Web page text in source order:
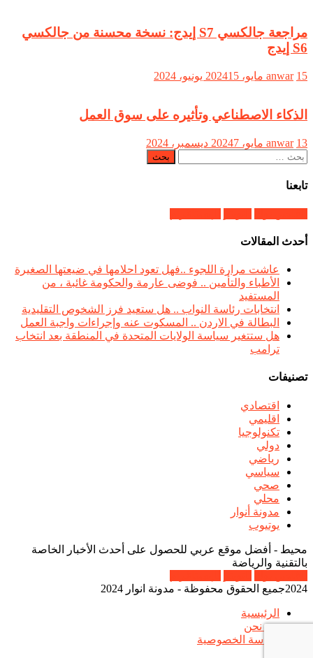
مراجعة جالكسي S7 إيدج: نسخة محسنة من جالكسي
S6 إيدج
anwar 15 مايو، 2024 15 يونيو، 2024
الذكاء الاصطناعي وتأثيره على سوق العمل
anwar 13 مايو، 2024
7 ديسمبر، 2024
البحث
تابعنا
أحدث المقالات
عاشت مرارة اللجوء ..فهل تعود احلامها في ضيعتها الصغيرة
الأطباء والتأمين .. فوضى عارمة والحكومة غائبة ، من
المستفيد
انتخابات رئاسة النواب .. هل ستعيد فرز الشخوص التقليدية
البطالة في الاردن .. المسكوت عنه وإجراءات واجبة العمل
هل ستتغير سياسة الولايات المتحدة في المنطقة بعد انتخاب
ترامب
تصنيفات
اقتصادي
اقليمي
تكنولوجيا
دولي
رياضي
سياسي
صحي
محلي
مدونة أنوار
يوتيوب
محيط - أفضل موقع عربي للحصول على أحدث الأخبار الخاصة
بالتقنية والرياضة
2024جميع الحقوق محفوظة - مدونة انوار 2024
الرئيسية
من نحن
سياسة الخصوصية